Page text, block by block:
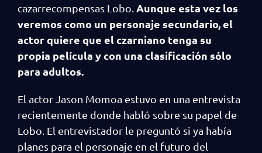
cazarrecompensas Lobo. Aunque esta vez los
veremos como un personaje secundario, el
actor quiere que el czarniano tenga su
propia película y con una clasificación sólo
para adultos.
El actor Jason Momoa estuvo en una entrevista
recientemente donde habló sobre su papel de
Lobo. El entrevistador le preguntó si ya había
planes para el personaje en el futuro del